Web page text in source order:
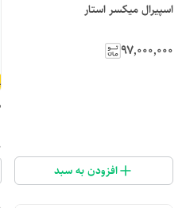
اسپیرال میکسر استار
۹۷٬۰۰۰٬۰۰۰
افزودن به سبد